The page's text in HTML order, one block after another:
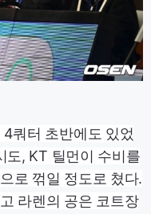
쿼터 초반에도 있었
도, KT 틸먼이 수비를
로 꺾일 정도로 쳤다.
라렌의 공은 코트장